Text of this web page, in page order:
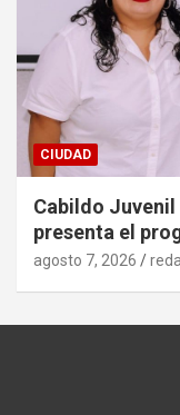
CIUDAD
Cabildo
presenta el
agosto 7, 2026